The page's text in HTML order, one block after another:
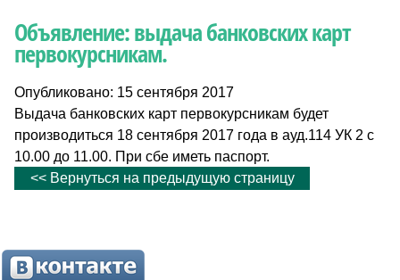
Объявление: выдача банковских карт
первокурсникам.
Опубликовано: 15 сентября 2017
Выдача банковских карт первокурсникам будет
производиться 18 сентября 2017 года в ауд.114 УК 2 с
10.00 до 11.00. При сбе иметь паспорт.
<< Вернуться на предыдущую страницу